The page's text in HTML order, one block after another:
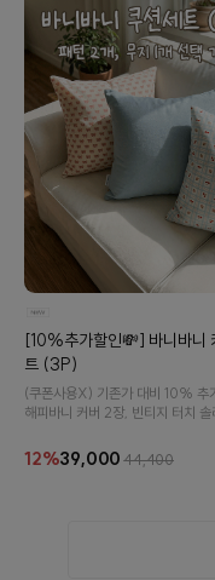
[10%추가할인💸] 바니바니
트 (3P)
(쿠폰사용X) 기존가 대비 10% 추
해피바니 커버 2장, 빈티지 터치 솔
니다.
12%39,000 44,400